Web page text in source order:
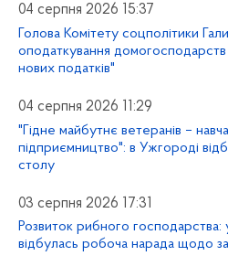
04 серпня 2026 15:37
Голова Комітету соцполітики
оподаткування
нових податків"
04 серпня 2026 11:29
"Гідне майбутнє ветеранів –
підприємництво": в Ужгороді
столу
03 серпня 2026 17:31
Розвиток рибного господарства:
відбулась робоча нарада щодо